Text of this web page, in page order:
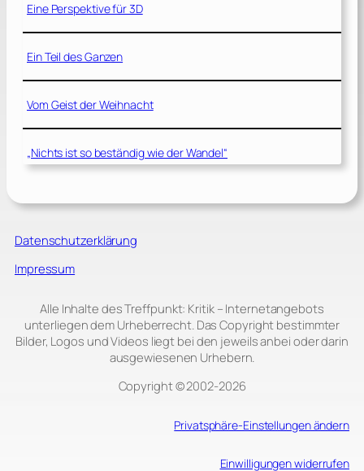
Eine Perspektive für 3D
Ein Teil des Ganzen
Vom Geist der Weihnacht
„Nichts ist so beständig wie der Wandel“
Datenschutzerklärung
Impressum
Alle Inhalte des Treffpunkt: Kritik – Internetangebots
unterliegen dem Urheberrecht. Das Copyright bestimmter
Bilder, Logos und Videos liegt bei den jeweils anbei oder darin
ausgewiesenen Urhebern.
Copyright © 2002‑2026
Privatsphäre-Einstellungen ändern
Einwilligungen widerrufen